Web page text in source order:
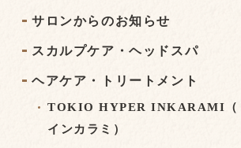
サロンからのお知らせ
スカルプケア・ヘッドスパ
ヘアケア・トリートメント
TOKIO HYPER INKARAMI（
インカラミ）